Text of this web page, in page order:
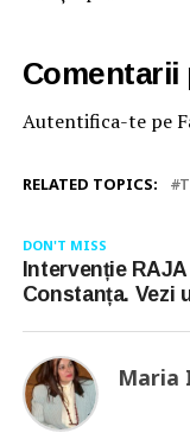
Comentarii
Autentifica-te pe
RELATED TOPICS:
DON'T MISS
Intervenție
Constanța. Vezi
Maria